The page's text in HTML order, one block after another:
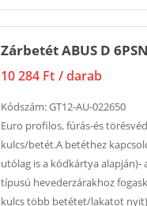
Zárbetét ABUS D
10 284 Ft / darab
Kódszám:GT12-AU-022650
Euro profilos, fúrás-és
kulcs/betét.A betéthez
utólag is a kódkártya
típusú hevederzárakhoz
kulcs több betétet/lakatot